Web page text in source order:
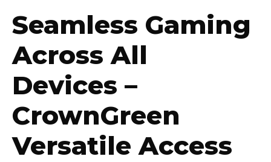
Seamless Gaming
Across All
Devices –
CrownGreen
Versatile Access